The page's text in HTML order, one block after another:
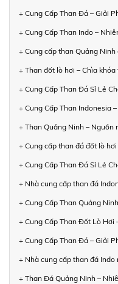
+ Cung Cấp Than Đá – Giải
+ Cung Cấp Than Indo –
+ Cung cấp than Quảng
+ Than đốt lò hơi – Chìa
+ Cung Cấp Than Đá Sỉ Lẻ
+ Cung Cấp Than Indonesia
+ Than Quảng Ninh –
+ Cung cấp than đá đốt lò
+ Cung Cấp Than Đá Sỉ Lẻ
+ Nhà cung cấp than đá
+ Cung Cấp Than Quảng
+ Cung Cấp Than Đốt Lò
+ Cung Cấp Than Đá – Giải
+ Nhà cung cấp than đá
+ Than Đá Quảng Ninh –